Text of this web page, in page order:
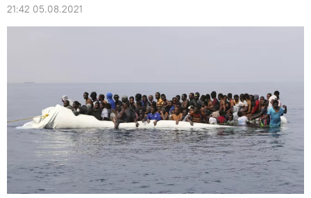
21:42 05.08.2021